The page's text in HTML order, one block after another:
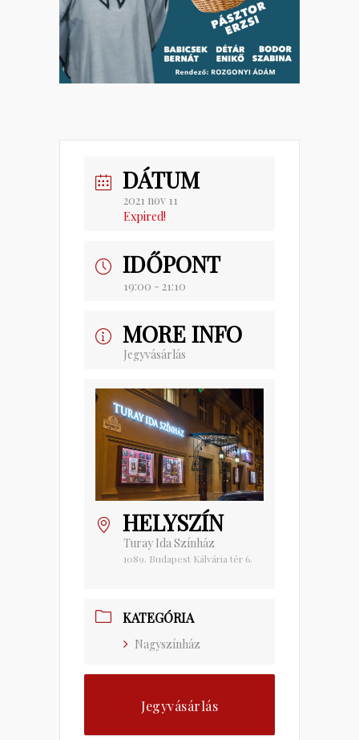
DÁTUM
2021 nov 11
Expired!
IDŐPONT
19:00 - 21:10
MORE INFO
Jegyvásárlás
HELYSZÍN
Turay Ida Színház
1089. Budapest Kálvária tér 6.
KATEGÓRIA
Nagyszínház
Jegyvásárlás